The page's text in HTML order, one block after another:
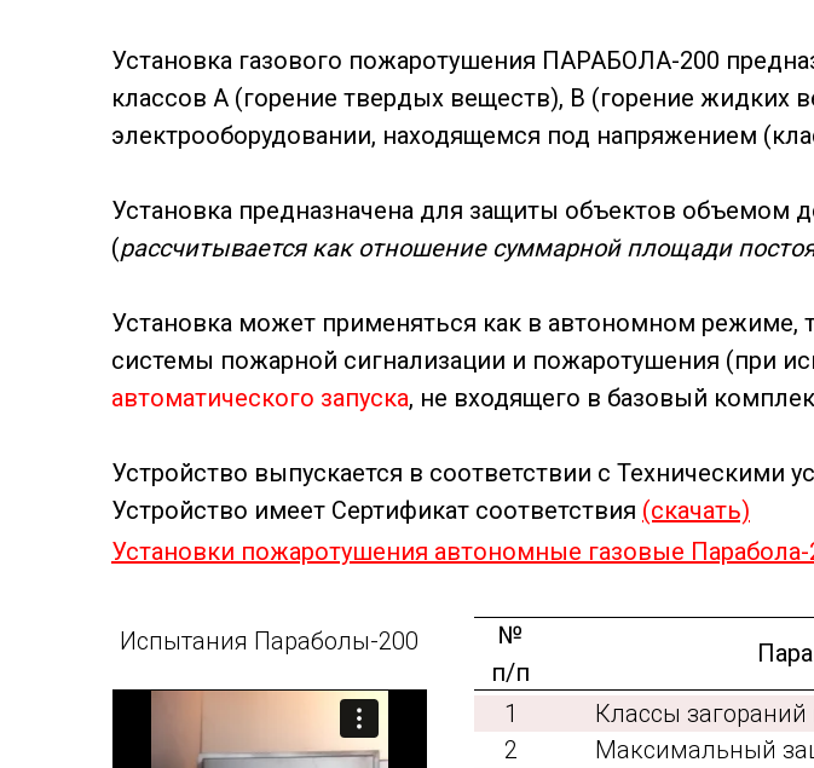
Установка газового пожаротушения ПАРАБОЛА-200
классов А (горение твердых веществ), B (горение жидких
электрооборудовании, находящемся под напряжением
Установка предназначена для защиты объектов объемом
(рассчитывается как отношение суммарной площади
Установка может применяться как в автономном режиме,
системы пожарной сигнализации и пожаротушения (при
автоматического запуска, не входящего в базовый
Устройство выпускается в соответствии с Техническими
Устройство имеет Сертификат соответствия (скачать)
Установки пожаротушения автономные газовые
№
п/п
Классы
1
2 Максимальный
Испытания Параболы-200